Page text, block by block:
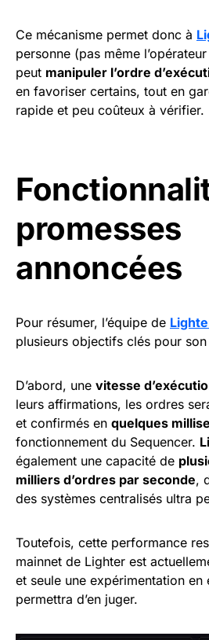
Ce mécanisme permet donc à
personne (pas même
peut manipuler l’ordre
en favoriser certains, tout en
rapide et peu coûteux à vérifier.
promesses
annoncées
Pour résumer, l’équipe de
plusieurs objectifs clés pour
D’abord, une vitesse
leurs affirmations, les ordres
et confirmés en quelques
fonctionnement du Sequencer.
également une capacité de
milliers d’ordres par seconde,
des systèmes centralisés ultra
Toutefois, cette performance
mainnet de Lighter est
et seule une expérimentation en
permettra d’en juger.